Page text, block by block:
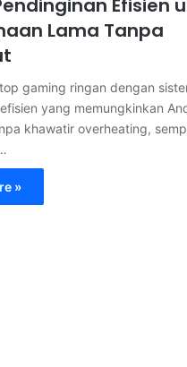
Efisien
Lama Tanpa
gaming ringan dengan
yang memungkinkan
khawatir overheating,
»